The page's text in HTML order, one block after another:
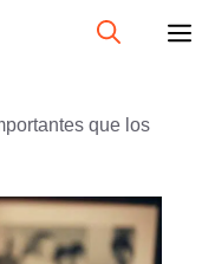
que los